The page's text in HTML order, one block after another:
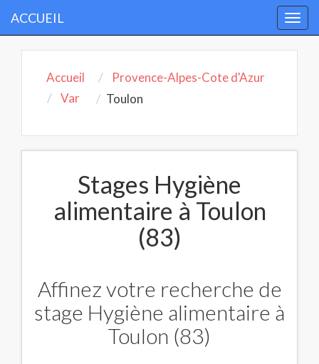
ACCUEIL
Accueil
Provence-Alpes-Cote d'Azur
Var
Toulon
Stages Hygiène
alimentaire à Toulon
(83)
Affinez votre recherche de
stage Hygiène alimentaire à
Toulon (83)